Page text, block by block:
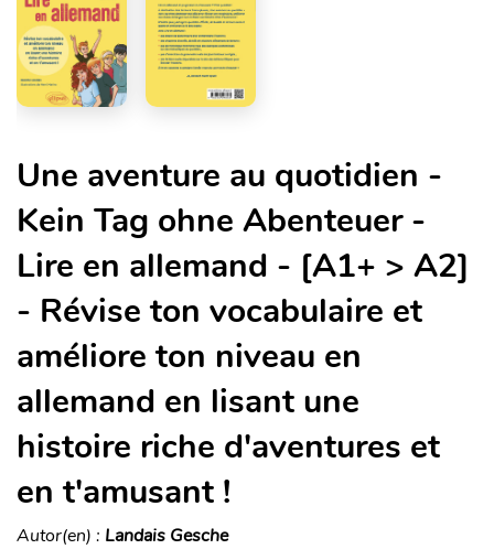
Une aventure au quotidien -
Kein Tag ohne Abenteuer -
Lire en allemand - [A1+ > A2]
- Révise ton vocabulaire et
améliore ton niveau en
allemand en lisant une
histoire riche d'aventures et
en t'amusant !
Autor(en) : Landais Gesche